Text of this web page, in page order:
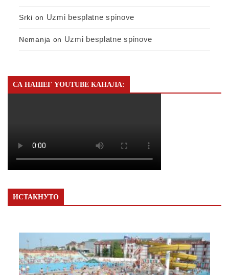
Srki on Uzmi besplatne spinove
Nemanja on Uzmi besplatne spinove
СА НАШЕГ YOUTUBE КАНАЛА:
ИСТАКНУТО